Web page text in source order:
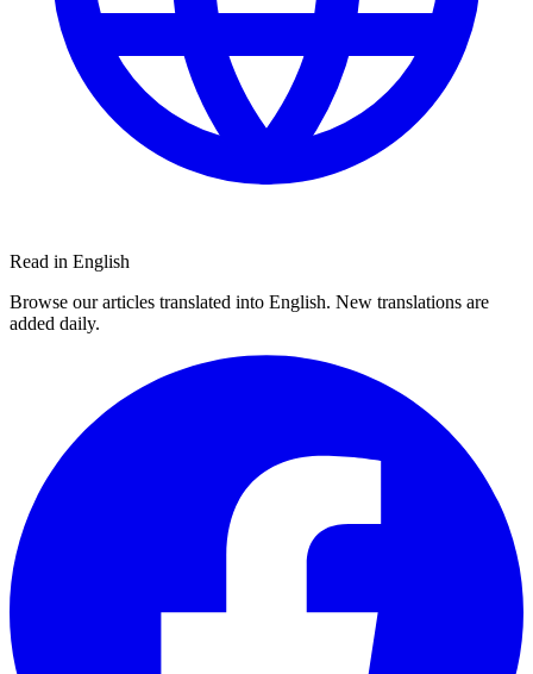
Read in English
Browse our articles translated into English. New translations are
added daily.